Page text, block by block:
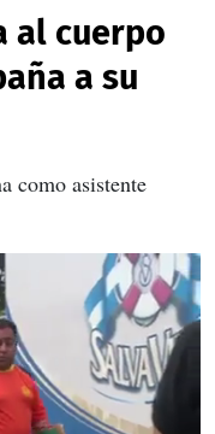
al cuerpo
a su
como asistente